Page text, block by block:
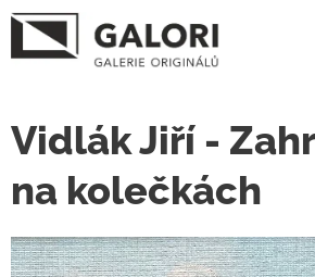
Vidlák Jiří -
na kolečkách